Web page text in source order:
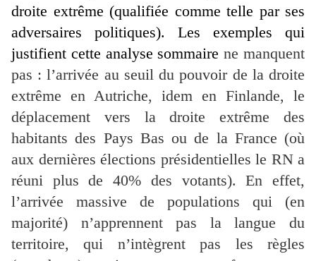
droite extrême (qualifiée comme telle par ses
adversaires politiques). Les exemples qui
justifient cette analyse sommairene manquent
pas : l’arrivée au seuil du pouvoir de la droite
extrême en Autriche, idem en Finlande, le
déplacement vers la droite extrême des
habitants des Pays Bas ou de la France (où
aux dernières élections présidentielles le RN a
réuni plus de 40% des votants). En effet,
l’arrivée massive de populations qui (en
majorité) n’apprennent pas la langue du
territoire, qui n’intègrent pas les règles